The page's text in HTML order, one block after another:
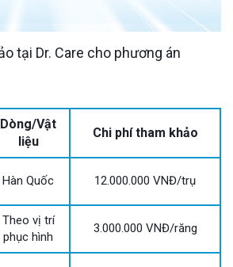
Dòng/Vật
liệu
Chi phí tham khảo
Hàn Quốc 12.000.000 VNĐ/trụ
Theo vị trí
phục hình
3.000.000 VNĐ/răng